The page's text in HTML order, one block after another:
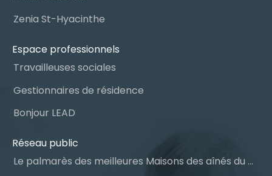
Zenia St-Hyacinthe
Espace professionnels
Travailleuses sociales
Gestionnaires de résidence
Bonjour LEAD
Réseau public
Le palmarès des meilleures Maisons des aînés du Québec